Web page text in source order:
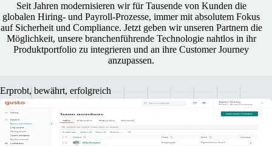
Seit Jahren modernisieren wir für Tausende von Kunden die
globalen Hiring- und Payroll-Prozesse, immer mit absolutem Fokus
auf Sicherheit und Compliance. Jetzt geben wir unseren Partnern die
Möglichkeit, unsere branchenführende Technologie nahtlos in ihr
Produktportfolio zu integrieren und an ihre Customer Journey
anzupassen.
Erprobt, bewährt, erfolgreich
Langjährige Erfahrung mit der
erfolgreichen Partner-Implementierung